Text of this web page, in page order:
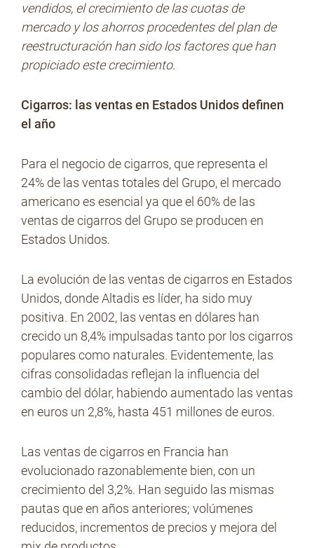
vendidos, el crecimiento de las cuotas de
mercado y los ahorros procedentes del plan de
reestructuración han sido los factores que han
propiciado este crecimiento.
Cigarros: las ventas en Estados Unidos definen
el año
Para el negocio de cigarros, que representa el
24% de las ventas totales del Grupo, el mercado
americano es esencial ya que el 60% de las
ventas de cigarros del Grupo se producen en
Estados Unidos.
La evolución de las ventas de cigarros en Estados
Unidos, donde Altadis es líder, ha sido muy
positiva. En 2002, las ventas en dólares han
crecido un 8,4% impulsadas tanto por los cigarros
populares como naturales. Evidentemente, las
cifras consolidadas reflejan la influencia del
cambio del dólar, habiendo aumentado las ventas
en euros un 2,8%, hasta 451 millones de euros.
Las ventas de cigarros en Francia han
evolucionado razonablemente bien, con un
crecimiento del 3,2%. Han seguido las mismas
pautas que en años anteriores; volúmenes
reducidos, incrementos de precios y mejora del